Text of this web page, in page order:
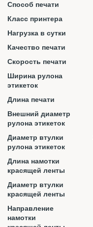
Способ печати
Класс принтера
Нагрузка в сутки
Качество печати
Скорость печати
Ширина рулона
этикеток
Длина печати
Внешний диаметр
рулона этикеток
Диаметр втулки
рулона этикеток
Длина намотки
красящей ленты
Диаметр втулки
красящей ленты
Направление
намотки